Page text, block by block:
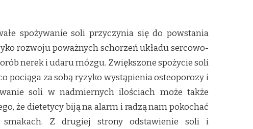
spożywanie soli przyczynia się do powstania
rozwoju poważnych schorzeń układu sercowo-
nerek i udaru mózgu. Zwiększone spożycie soli
pociąga za sobą ryzyko wystąpienia osteoporozy i
soli w nadmiernych ilościach może także
że dietetycy biją na alarm i radzą nam pokochać
Z drugiej strony odstawienie soli i